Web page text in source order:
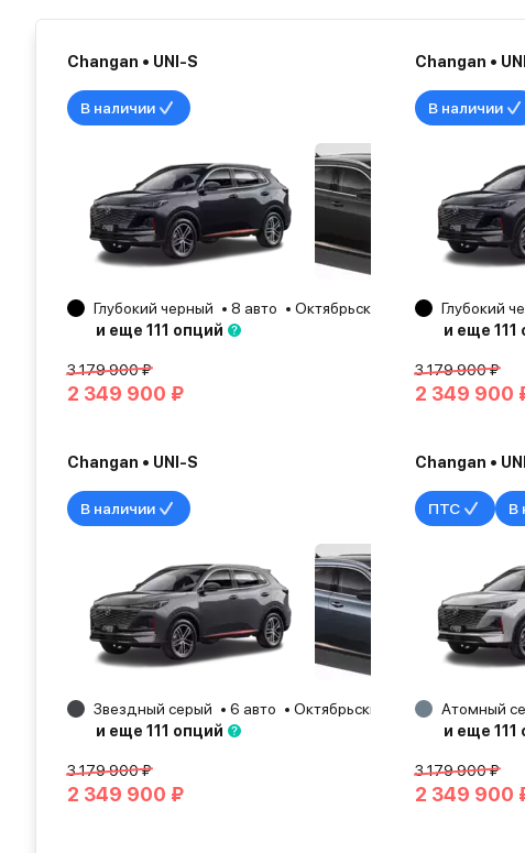
Changan • UNI-S
В наличии
Глубокий черный 8 авто Октябрьский
2025
и еще 111 опций
3 179 900 ₽
2 349 900 ₽
Changan •
В наличии
Глубокий
и еще 111
3 179 900 ₽
2 349 900
Changan • UNI-S
В наличии
Звездный серый 6 авто Октябрьский
2025
и еще 111 опций
3 179 900 ₽
2 349 900 ₽
Changan •
ПТС В
Атомный
и еще 111
3 179 900 ₽
2 349 900